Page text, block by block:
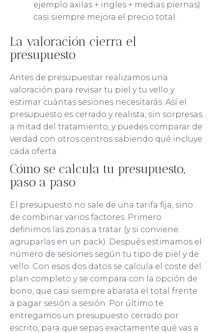
ejemplo axilas + ingles + medias piernas)
casi siempre mejora el precio total.
La valoración cierra el
presupuesto
Antes de presupuestar realizamos una
valoración para revisar tu piel y tu vello y
estimar cuántas sesiones necesitarás. Así el
presupuesto es cerrado y realista, sin sorpresas
a mitad del tratamiento, y puedes comparar de
verdad con otros centros sabiendo qué incluye
cada oferta.
Cómo se calcula tu presupuesto,
paso a paso
El presupuesto no sale de una tarifa fija, sino
de combinar varios factores. Primero
definimos las zonas a tratar (y si conviene
agruparlas en un pack). Después estimamos el
número de sesiones según tu tipo de piel y de
vello. Con esos dos datos se calcula el coste del
plan completo y se compara con la opción de
bono, que casi siempre abarata el total frente
a pagar sesión a sesión. Por último te
entregamos un presupuesto cerrado por
escrito, para que sepas exactamente qué vas a